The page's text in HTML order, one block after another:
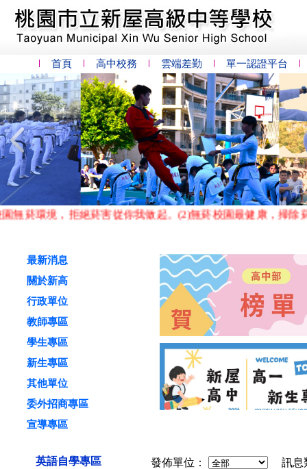
首頁 高中校務 雲端差勤 單一認證平台
境，拒絕菸害從你我做起。(2)無菸校園最健康，掃除菸味
最新消息
關於新高
行政單位
教師專區
學生專區
新生專區
其他單位
委外招商專區
宣導專區
英語自學專區
發佈單位：
訊息